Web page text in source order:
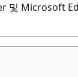
및 Microsoft